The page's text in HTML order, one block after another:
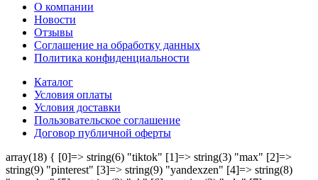
О компании
Новости
Отзывы
Соглашение на обработку данных
Политика конфиденциальности
Каталог
Условия оплаты
Условия доставки
Пользовательское соглашение
Договор публичной оферты
array(18) { [0]=> string(6) "tiktok" [1]=> string(3) "max" [2]=>
string(9) "pinterest" [3]=> string(9) "yandexzen" [4]=> string(8)